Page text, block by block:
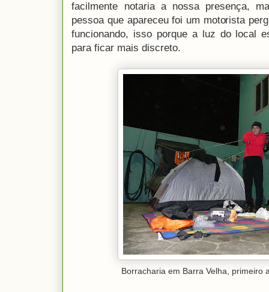
facilmente notaria a nossa presença,
pessoa que apareceu foi um motorista
funcionando, isso porque a luz do local
para ficar mais discreto.
Borracharia em Barra Velha, primeiro